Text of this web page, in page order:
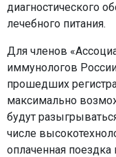
диагностического
лечебного питания.
Для членов
иммунологов
прошедших
максимально
будут
числе
оплаченная поездка